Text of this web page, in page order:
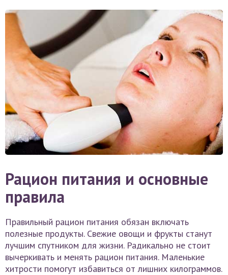
Рацион питания и основные
правила
Правильный рацион питания обязан включать
полезные продукты. Свежие овощи и фрукты станут
лучшим спутником для жизни. Радикально не стоит
вычеркивать и менять рацион питания. Маленькие
хитрости помогут избавиться от лишних килограммов.